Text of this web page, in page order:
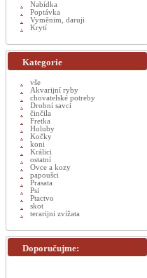
Nabídka
Poptávka
Vyměnim, daruji
Krytí
Kategorie
vše
Akvarijní ryby
chovatelské potreby
Drobní savci
činčila
Fretka
Holuby
Kočky
koni
Králici
ostatní
Ovce a kozy
papoušci
Prasata
Psi
Ptactvo
skot
terarijni zvížata
Doporučujme: